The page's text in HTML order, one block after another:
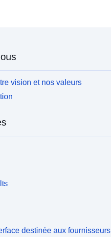
vision et nos valeurs
destinée aux fournisseurs